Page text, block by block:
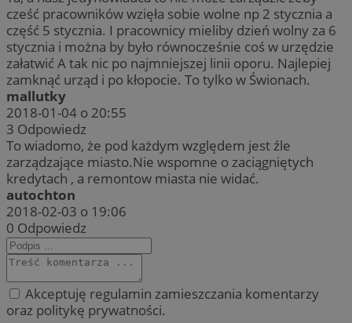
cześć pracowników wzięła sobie wolne np 2 stycznia a
część 5 stycznia. I pracownicy mieliby dzień wolny za 6
stycznia i można by było równocześnie coś w urzędzie
załatwić A tak nic po najmniejszej linii oporu. Najlepiej
zamknąć urząd i po kłopocie. To tylko w Świonach.
mallutky
2018-01-04 o 20:55
3 Odpowiedz
To wiadomo, że pod każdym względem jest źle
zarządzające miasto.Nie wspomne o zaciągniętych
kredytach , a remontow miasta nie widać.
autochton
2018-02-03 o 19:06
0 Odpowiedz
Akceptuję regulamin zamieszczania komentarzy
oraz politykę prywatności.